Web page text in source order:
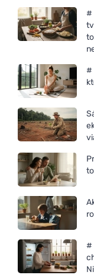
#
#
#